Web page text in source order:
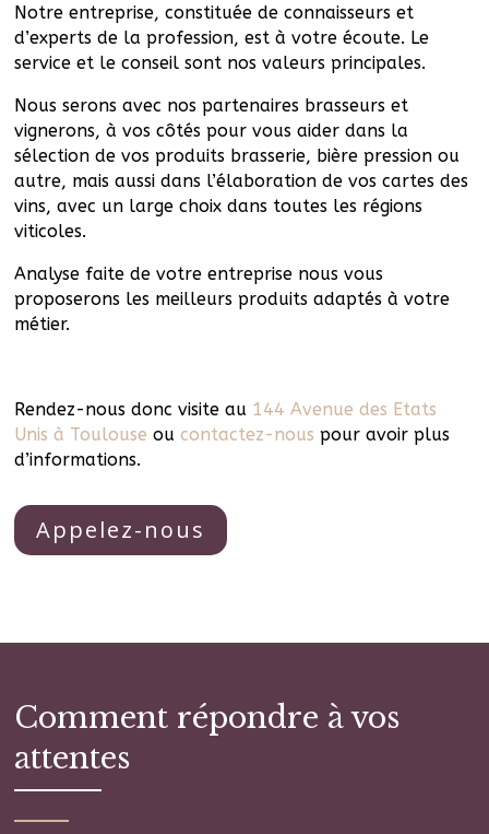
Notre entreprise, constituée de connaisseurs et
d’experts de la profession, est à votre écoute. Le
service et le conseil sont nos valeurs principales.
Nous serons avec nos partenaires brasseurs et
vignerons, à vos côtés pour vous aider dans la
sélection de vos produits brasserie, bière pression ou
autre, mais aussi dans l’élaboration de vos cartes des
vins, avec un large choix dans toutes les régions
viticoles.
Analyse faite de votre entreprise nous vous
proposerons les meilleurs produits adaptés à votre
métier.
Rendez-nous donc visite au 144 Avenue des Etats
Unis à Toulouse oucontactez-nous pour avoir plus
d’informations.
Appelez-nous
Comment répondre à vos
attentes